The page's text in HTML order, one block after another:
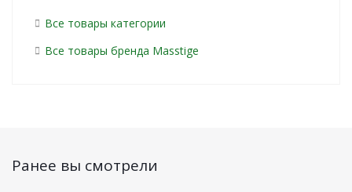
Все товары категории
Все товары бренда Masstige
Ранее вы смотрели